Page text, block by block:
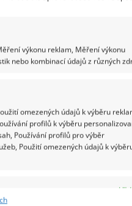
výkonu reklam, Měření výkonu
nebo kombinací údajů z různých
omezených údajů k výběru
profilů k výběru
Používání profilů pro výběr
Použití omezených údajů k